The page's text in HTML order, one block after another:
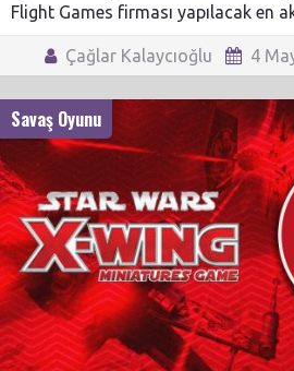
Flight Games firması yapılacak en
Çağlar Kalaycıoğlu 4
Savaş Oyunu